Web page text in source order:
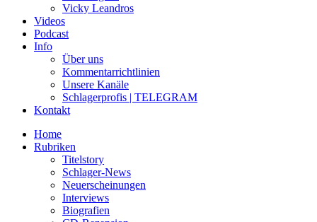
Vicky Leandros
Videos
Podcast
Info
Über uns
Kommentarrichtlinien
Unsere Kanäle
Schlagerprofis | TELEGRAM
Kontakt
Home
Rubriken
Titelstory
Schlager-News
Neuerscheinungen
Interviews
Biografien